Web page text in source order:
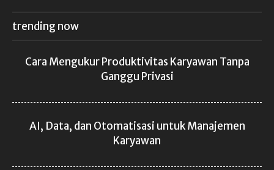
trending now
Cara Mengukur Produktivitas Karyawan Tanpa
Ganggu Privasi
AI, Data, dan Otomatisasi untuk Manajemen
Karyawan